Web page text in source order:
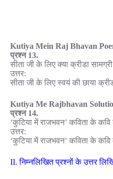
Kutiya Mein Raj Bhavan
प्रश्न 13.
सीता जी के लिए क्या क्रीडा
उत्तर:
सीता जी के लिए स्वयं की छाया
Kutiya Me Rajbhavan
प्रश्न 14.
‘कुटिया में राजभवन’ कविता के
उत्तर:
‘कुटिया में राजभवन’ कविता के
II. निम्नलिखित प्रश्नों के उत्तर